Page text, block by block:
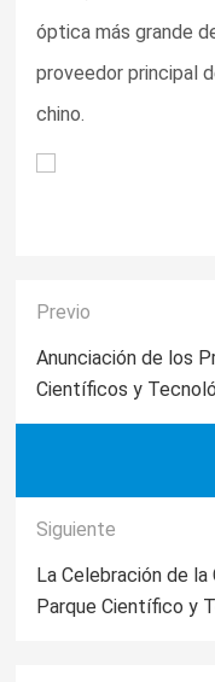
óptica más grande
proveedor principal
chino.
Previo
Anunciación de los
Científicos y
2015 - YOFC está
Siguiente
La Celebración de
Parque Científico y